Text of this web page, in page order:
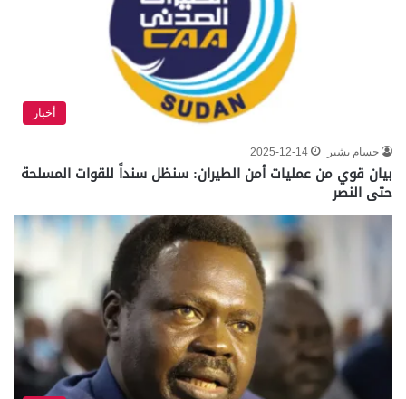
أخبار
حسام بشير 2025-12-14
بيان قوي من عمليات أمن الطيران: سنظل سنداً للقوات المسلحة
حتى النصر